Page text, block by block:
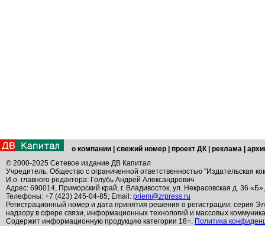
о компании свежий номер проект ДК реклама
© 2000-2025 Сетевое издание ДВ Капитал
Учредитель: Общество с ограниченной ответственностью "Издательская
И.о. главного редактора: Голубь Андрей Александрович
Адрес: 690014, Приморский край, г. Владивосток, ул. Некрасовская д. 36
Телефоны: +7 (423) 245-04-85; Email: priem@zrpress.ru
Регистрационный номер и дата принятия решения о регистрации: серия
надзору в сфере связи, информационных технологий и массовых
Содержит информационную продукцию категории 18+. Политика